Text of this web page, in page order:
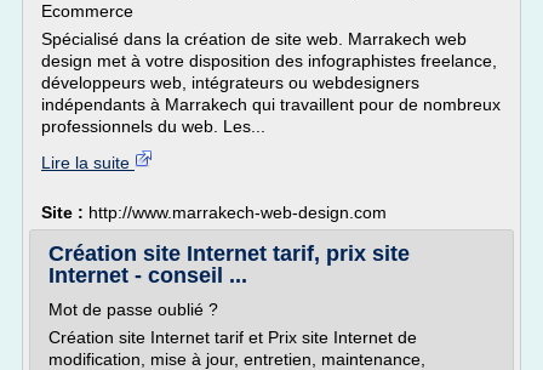
Ecommerce
Spécialisé dans la création de site web. Marrakech web
design met à votre disposition des infographistes freelance,
développeurs web, intégrateurs ou webdesigners
indépendants à Marrakech qui travaillent pour de nombreux
professionnels du web. Les...
Lire la suite
Site : http://www.marrakech-web-design.com
Création site Internet tarif, prix site
Internet - conseil ...
Mot de passe oublié ?
Création site Internet tarif et Prix site Internet de
modification, mise à jour, entretien, maintenance,